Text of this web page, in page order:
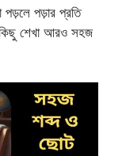
পড়ার প্রতি
কিছু শেখা আরও সহজ